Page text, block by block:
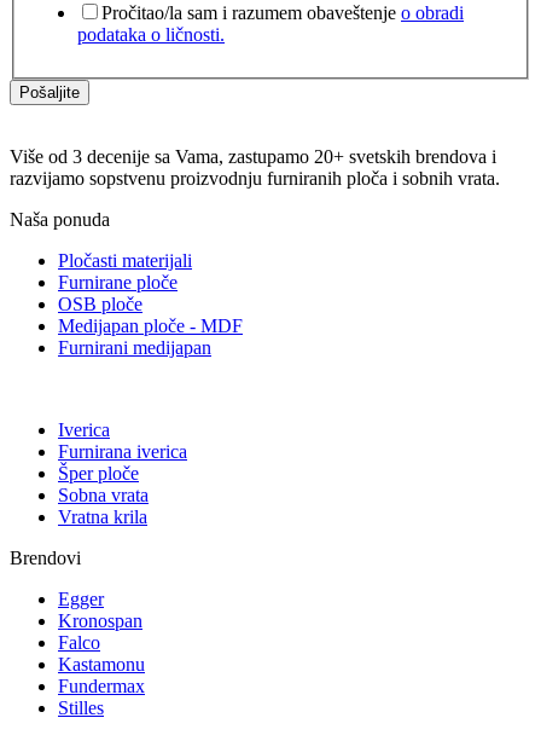
Pročitao/la sam i razumem obaveštenje o obradi
podataka o ličnosti.
Pošaljite
Više od 3 decenije sa Vama, zastupamo 20+ svetskih brendova i
razvijamo sopstvenu proizvodnju furniranih ploča i sobnih vrata.
Naša ponuda
Pločasti materijali
Furnirane ploče
OSB ploče
Medijapan ploče - MDF
Furnirani medijapan
Iverica
Furnirana iverica
Šper ploče
Sobna vrata
Vratna krila
Brendovi
Egger
Kronospan
Falco
Kastamonu
Fundermax
Stilles